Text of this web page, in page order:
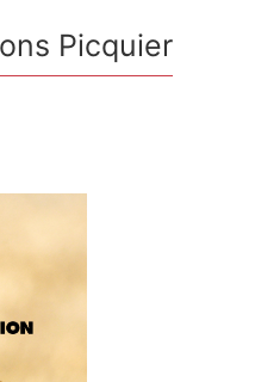
Picquier